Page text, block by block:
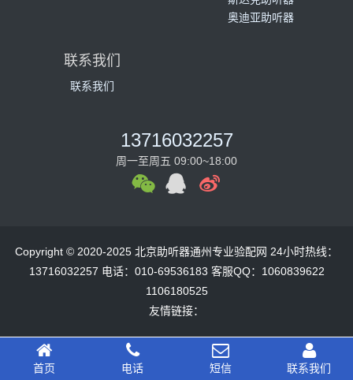
奥迪亚助听器
联系我们
联系我们
13716032257
周一至周五 09:00~18:00
Copyright © 2020-2025 北京助听器通州专业验配网 24小时热线：
13716032257 电话：010-69536183 客服QQ：1060839622
1106180525
友情链接：
首页 电话 短信 联系我们